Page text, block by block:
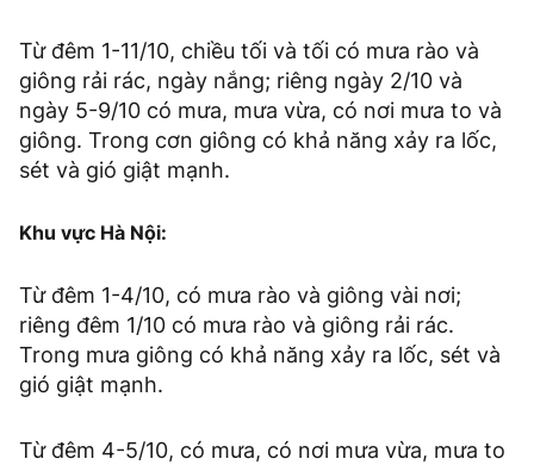
Từ đêm 1-11/10, chiều tối và tối có mưa rào và
giông rải rác, ngày nắng; riêng ngày 2/10 và
ngày 5-9/10 có mưa, mưa vừa, có nơi mưa to và
giông. Trong cơn giông có khả năng xảy ra lốc,
sét và gió giật mạnh.
Khu vực Hà Nội:
Từ đêm 1-4/10, có mưa rào và giông vài nơi;
riêng đêm 1/10 có mưa rào và giông rải rác.
Trong mưa giông có khả năng xảy ra lốc, sét và
gió giật mạnh.
Từ đêm 4-5/10, có mưa, có nơi mưa vừa, mưa to